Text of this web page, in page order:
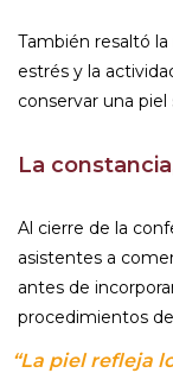
También resaltó
estrés y la
conservar una piel
La
Al cierre de la
asistentes a
antes de
procedimientos
“La piel refleja